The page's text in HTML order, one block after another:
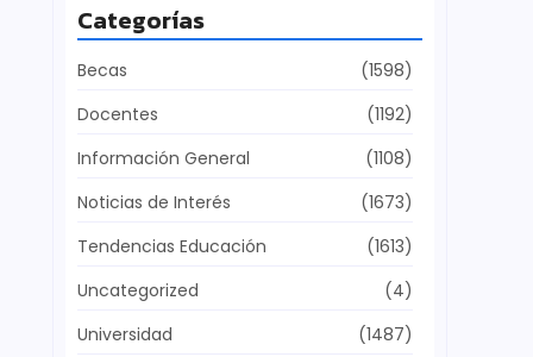
Categorías
Becas
(1598)
Docentes
(1192)
Información General
(1108)
Noticias de Interés
(1673)
Tendencias Educación
(1613)
Uncategorized
(4)
Universidad
(1487)